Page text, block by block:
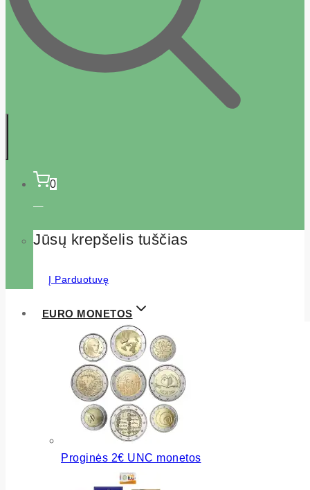
0
Jūsų krepšelis tuščias
Į Parduotuvę
EURO MONETOS
Proginės 2€ UNC monetos